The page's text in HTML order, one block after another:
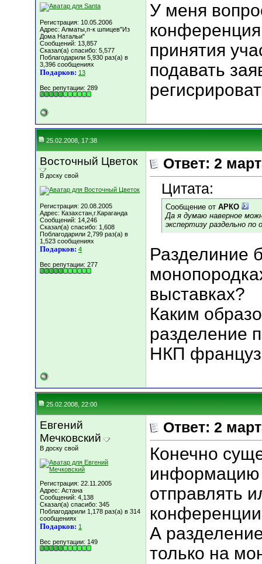
Регистрация: 10.05.2006
Адрес: Алматы,п-к шпицев"Из
Дома Натальи"
Сообщений: 13,857
Сказал(а) спасибо: 5,577
Поблагодарили 5,930 раз(а) в
3,396 сообщениях
Подарков: 13
Вес репутации: 289
У меня
принятия
подавать
25.02.2008, 17:38
Восточный Цветок
В доску свой
Регистрация: 20.08.2005
Адрес: Казахстан,г.Караганда
Сообщений: 14,246
Сказал(а) спасибо: 1,608
Поблагодарили 2,799 раз(а) в
1,523 сообщениях
Подарков: 4
Вес репутации: 277
Ответ: 2
Цитата:
Сообщение от АРКО
Да я думаю наверное
экспертизу раздельно по
Разделиние
выставках?
Каким
разделение
НКП
25.02.2008, 22:00
Евгений
Мечковский
В доску свой
Регистрация: 22.11.2005
Адрес: Астана
Сообщений: 4,138
Сказал(а) спасибо: 345
Поблагодарили 1,178 раз(а) в 314
сообщениях
Подарков: 1
Вес репутации: 149
Ответ: 2
Конечно
отправлять
А
только на